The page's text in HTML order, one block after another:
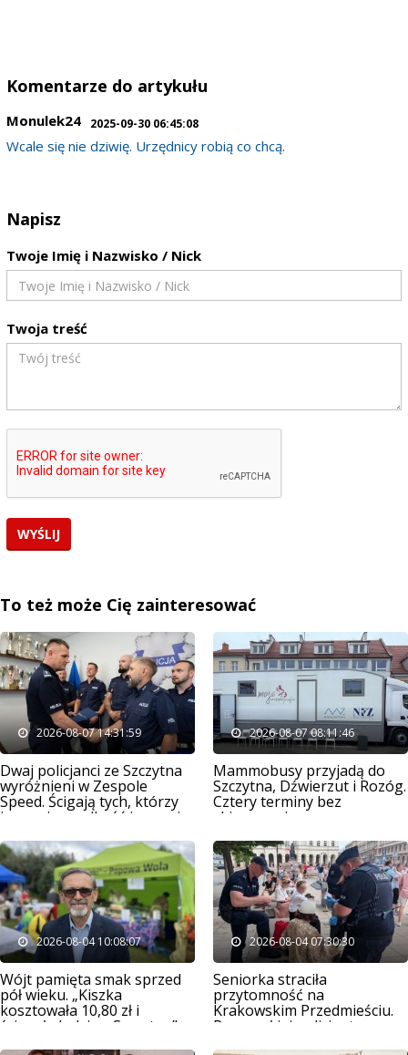
Komentarze do artykułu
Monulek24 2025-09-30 06:45:08
Wcale się nie dziwię. Urzędnicy robią co chcą.
Napisz
Twoje Imię i Nazwisko / Nick
Twoja treść
To też może Cię zainteresować
2026-08-07 14:31:59
Dwaj policjanci ze Szczytna
wyróżnieni w Zespole
Speed. Ścigają tych, którzy
ignorują prędkość i przepisy
2026-08-07 08:11:46
Mammobusy przyjadą do
Szczytna, Dźwierzut i Rozóg.
Cztery terminy bez
skierowania
2026-08-04 10:08:07
Wójt pamięta smak sprzed
pół wieku. „Kiszka
kosztowała 10,80 zł i
ściągała ludzi ze Szczytna”
2026-08-04 07:30:30
Seniorka straciła
przytomność na
Krakowskim Przedmieściu.
Pomagał jej policjant ze